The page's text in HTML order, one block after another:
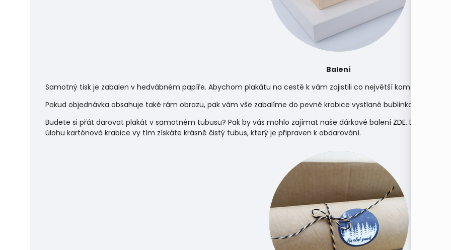
Balení
Samotný tisk je zabalen v hedvábném papíře. Abychom plakátu na cestě k vám zajistili co největší komfort,
Pokud objednávka obsahuje také rám obrazu, pak vám vše zabalíme do pevné krabice vystlané bublinkovou fólií.
Budete si přát darovat plakát v samotném tubusu? Pak by vás mohlo zajímat naše dárkové balení ZDE. Díky
úlohu kartónová krabice vy tím získáte krásně čistý tubus, který je připraven k obdarování.